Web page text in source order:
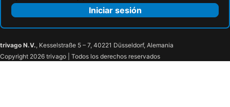
Iniciar sesión
trivago N.V., Kesselstraße 5 – 7, 40221 Düsseldorf, Alemania
Copyright 2026 trivago | Todos los derechos reservados